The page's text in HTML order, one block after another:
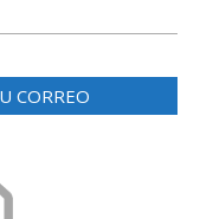
CORREO